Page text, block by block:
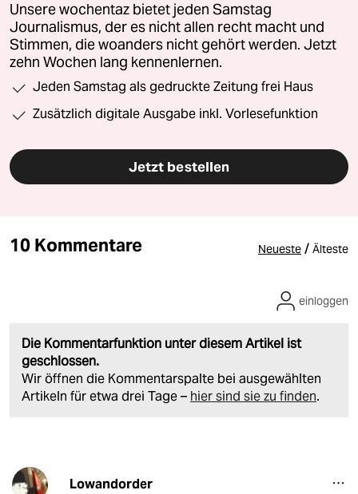
Unsere wochentaz bietet jeden Samstag
Journalismus, der es nicht allen recht macht und
Stimmen, die woanders nicht gehört werden. Jetzt
zehn Wochen lang kennenlernen.
Jeden Samstag als gedruckte Zeitung frei Haus
Zusätzlich digitale Ausgabe inkl. Vorlesefunktion
Jetzt bestellen
10 Kommentare Neueste / Älteste
Die Kommentarfunktion unter diesem Artikel ist
geschlossen.
Wir öffnen die Kommentarspalte bei ausgewählten
Artikeln für etwa drei Tage – hier sind sie zu finden.
einloggen
Lowandorder